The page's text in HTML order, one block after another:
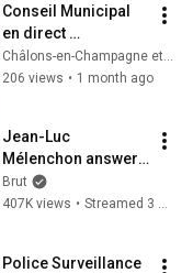
Australia
Conseil Municipal
en direct
[Rediffusion] - 18
juin 2026
Châlons-en-Champagne et son Agglo
206 views • 1 month ago
Jean-Luc
Mélenchon answers
questions from
Rémy Buisine on
Brut
407K views • Streamed 3 months ago
Police Surveillance